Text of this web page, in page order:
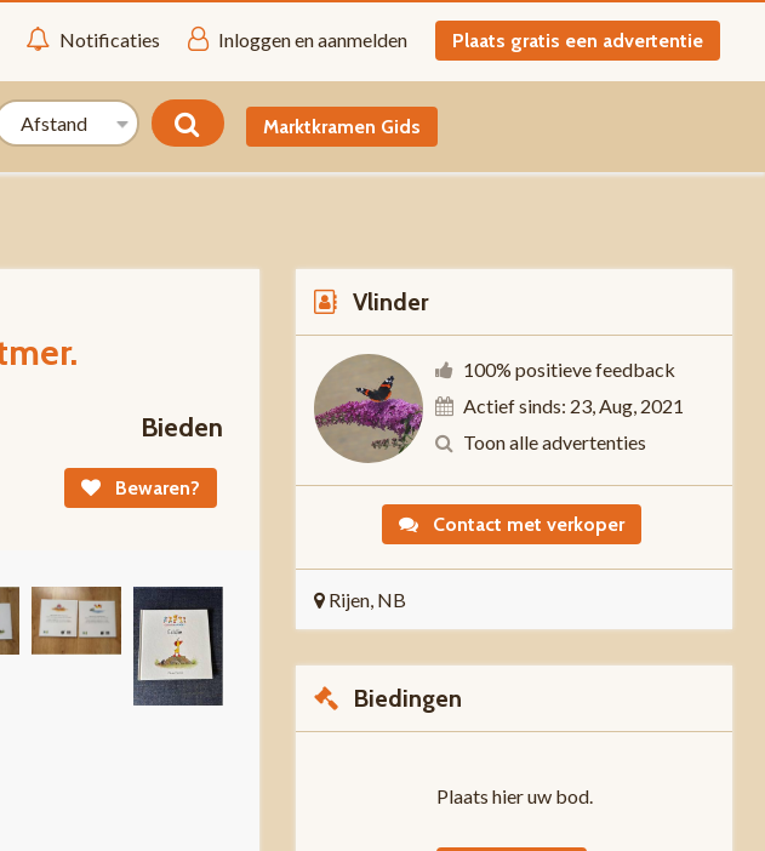
Notificaties Inloggen en aanmelden Plaats gratis een advertentie
Marktkramen Gids
Bieden
Bewaren?
Vlinder
100% positieve feedback
Actief sinds: 23, Aug, 2021
Toon alle advertenties
Contact met verkoper
Rijen, NB
Biedingen
Plaats hier uw bod.